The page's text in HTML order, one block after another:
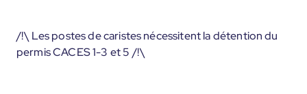
/!\ Les postes de caristes nécessitent la détention du
permis CACES 1-3 et 5 /!\